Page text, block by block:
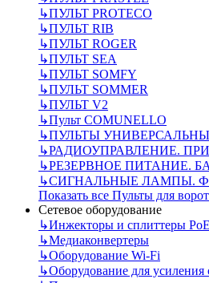
↳ПУЛЬТ PROTECO
↳ПУЛЬТ RIB
↳ПУЛЬТ ROGER
↳ПУЛЬТ SEA
↳ПУЛЬТ SOMFY
↳ПУЛЬТ SOMMER
↳ПУЛЬТ V2
↳Пульт СOMUNELLO
↳ПУЛЬТЫ
↳РАДИОУПРАВЛЕНИЕ.
↳РЕЗЕРВНОЕ ПИТАНИЕ.
↳СИГНАЛЬНЫЕ ЛАМПЫ.
Показать все Пульты для
Сетевое оборудование
↳Инжекторы и сплиттеры РоЕ
↳Медиаконвертеры
↳Оборудование Wi-Fi
↳Оборудование для усиления